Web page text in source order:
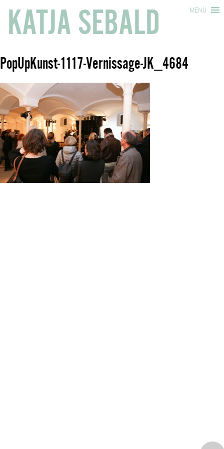
KATJA SEBALD MENÜ
PopUpKunst-1117-Vernissage-JK_4684